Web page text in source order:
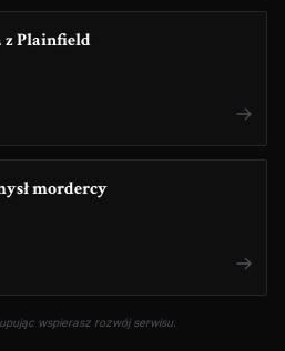
z Plainfield
mordercy
wspierasz rozwój serwisu.